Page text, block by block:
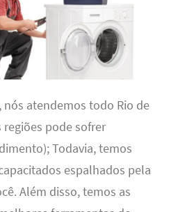
atendemos todo Rio de
pode sofrer
Todavia, temos
espalhados pela
Além disso, temos as